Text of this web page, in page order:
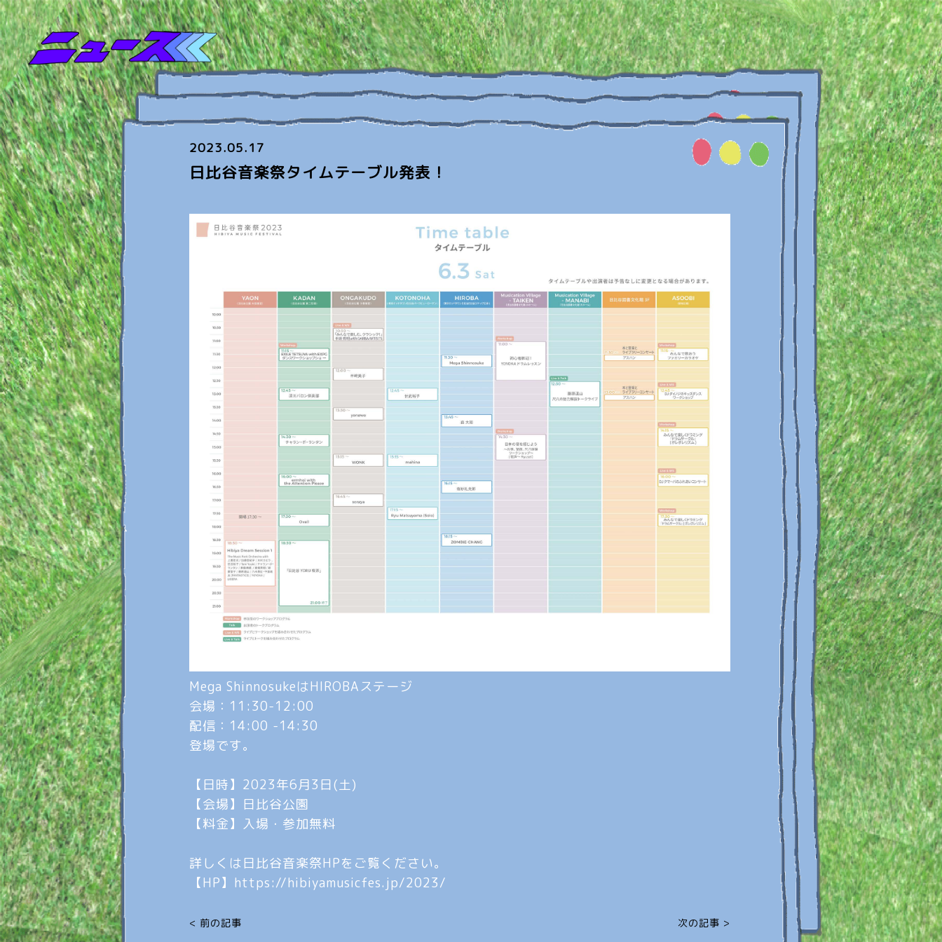
2023.05.17
日比谷音楽祭タイムテーブル発表！
Mega ShinnosukeはHIROBAステージ
会場：11:30-12:00
配信：14:00 -14:30
登場です。
【日時】2023年6月3日(土)
【会場】日比谷公園
【料金】入場・参加無料
詳しくは日比谷音楽祭HPをご覧ください。
【HP】 https://hibiyamusicfes.jp/2023/
< 前の記事 次の記事 >